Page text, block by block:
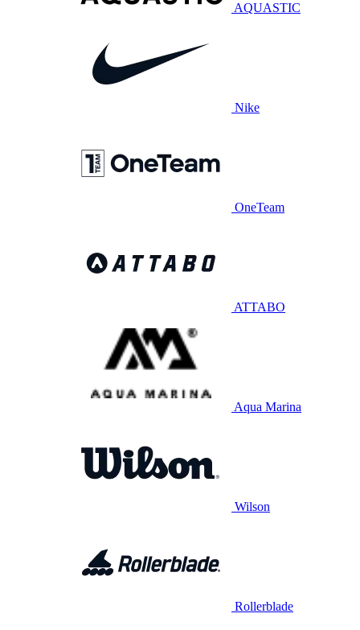
AQUASTIC
Nike
OneTeam
ATTABO
Aqua Marina
Wilson
Rollerblade